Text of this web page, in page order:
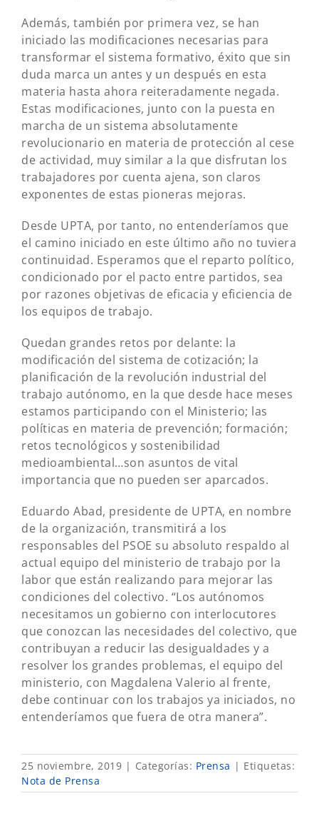
Además, también por primera vez, se han
iniciado las modificaciones necesarias para
transformar el sistema formativo, éxito que sin
duda marca un antes y un después en esta
materia hasta ahora reiteradamente negada.
Estas modificaciones, junto con la puesta en
marcha de un sistema absolutamente
revolucionario en materia de protección al cese
de actividad, muy similar a la que disfrutan los
trabajadores por cuenta ajena, son claros
exponentes de estas pioneras mejoras.
Desde UPTA, por tanto, no entenderíamos que
el camino iniciado en este último año no tuviera
continuidad. Esperamos que el reparto político,
condicionado por el pacto entre partidos, sea
por razones objetivas de eficacia y eficiencia de
los equipos de trabajo.
Quedan grandes retos por delante: la
modificación del sistema de cotización; la
planificación de la revolución industrial del
trabajo autónomo, en la que desde hace meses
estamos participando con el Ministerio; las
políticas en materia de prevención; formación;
retos tecnológicos y sostenibilidad
medioambiental…son asuntos de vital
importancia que no pueden ser aparcados.
Eduardo Abad, presidente de UPTA, en nombre
de la organización, transmitirá a los
responsables del PSOE su absoluto respaldo al
actual equipo del ministerio de trabajo por la
labor que están realizando para mejorar las
condiciones del colectivo. “Los autónomos
necesitamos un gobierno con interlocutores
que conozcan las necesidades del colectivo, que
contribuyan a reducir las desigualdades y a
resolver los grandes problemas, el equipo del
ministerio, con Magdalena Valerio al frente,
debe continuar con los trabajos ya iniciados, no
entenderíamos que fuera de otra manera”.
25 noviembre, 2019 | Categorías: Prensa | Etiquetas:
Nota de Prensa